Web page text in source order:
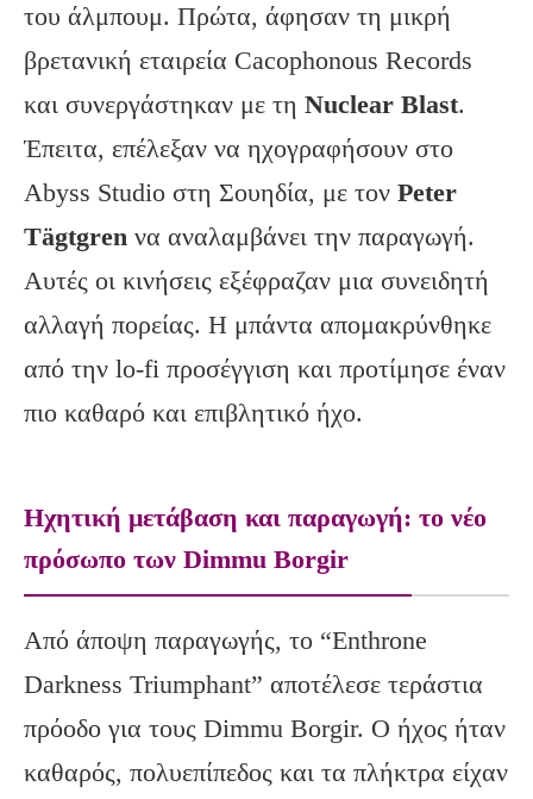
του άλμπουμ. Πρώτα, άφησαν τη μικρή
βρετανική εταιρεία Cacophonous Records
και συνεργάστηκαν με τη Nuclear Blast.
Έπειτα, επέλεξαν να ηχογραφήσουν στο
Abyss Studio στη Σουηδία, με τον Peter
Tägtgren να αναλαμβάνει την παραγωγή.
Αυτές οι κινήσεις εξέφραζαν μια συνειδητή
αλλαγή πορείας. Η μπάντα απομακρύνθηκε
από την lo-fi προσέγγιση και προτίμησε έναν
πιο καθαρό και επιβλητικό ήχο.
Ηχητική μετάβαση και παραγωγή: το νέο
πρόσωπο των Dimmu Borgir
Από άποψη παραγωγής, το “Enthrone
Darkness Triumphant” αποτέλεσε τεράστια
πρόοδο για τους Dimmu Borgir. Ο ήχος ήταν
καθαρός, πολυεπίπεδος και τα πλήκτρα είχαν